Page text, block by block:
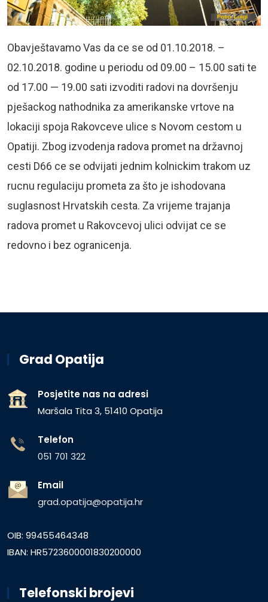
Obavještavamo Vas da ce se od 01.10.2018. –
02.10.2018. godine u periodu od 09.00 – 15.00 sati te
od 17.00 — 19.00 sati izvoditi radovi na dovršenju
pješackog nathodnika za amerikanske vrtove na
lokaciji spoja Rakovceve ulice s Novom cestom u
Opatiji. Zbog izvodenja radova promet na državnoj
cesti D66 ce se odvijati jednim kolnickim trakom uz
rucnu regulaciju prometa za što je ishodovana
suglasnost Hrvatskih cesta. Za vrijeme trajanja
radova promet u Rakovcevoj ulici odvijat ce se
redovno i bez ogranicenja.
Grad Opatija
Posjetite nas na adresi
Maršala Tita 3, 51410 Opatija
Telefon
051 701 322
Email
grad.opatija@opatija.hr
OIB: 99455464348
IBAN: HR5723600001830200000
Telefonski brojevi